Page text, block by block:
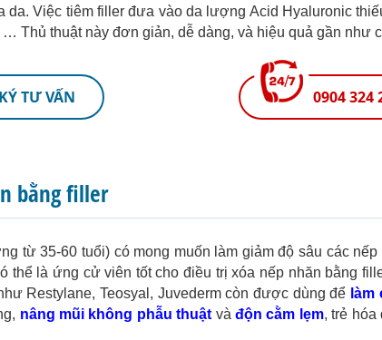
da. Việc tiêm filler đưa vào da lượng Acid Hyaluronic
… Thủ thuật này đơn giản, dễ dàng, và hiệu quả gần như
TƯ VẤN 0904 324
bằng filler
từ 35-60 tuổi) có mong muốn làm giảm độ sâu các nếp
thể là ứng cử viên tốt cho điều trị xóa nếp nhăn bằng
Restylane, Teosyal, Juvederm còn được dùng để làm
nâng mũi không phẫu thuật vàđộn cằm lẹm, trẻ hóa